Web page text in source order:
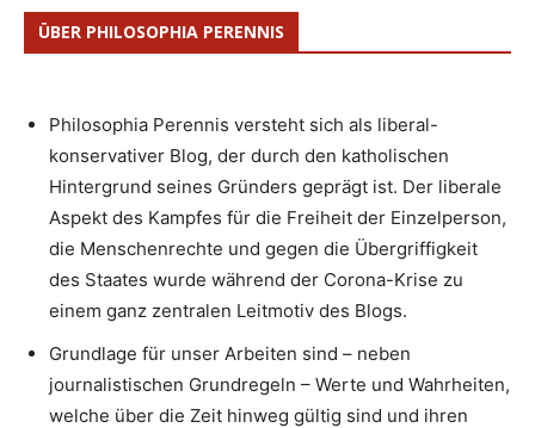
ÜBER PHILOSOPHIA PERENNIS
Philosophia Perennis versteht sich als liberal-
konservativer Blog, der durch den katholischen
Hintergrund seines Gründers geprägt ist. Der liberale
Aspekt des Kampfes für die Freiheit der Einzelperson,
die Menschenrechte und gegen die Übergriffigkeit
des Staates wurde während der Corona-Krise zu
einem ganz zentralen Leitmotiv des Blogs.
Grundlage für unser Arbeiten sind – neben
journalistischen Grundregeln – Werte und Wahrheiten,
welche über die Zeit hinweg gültig sind und ihren